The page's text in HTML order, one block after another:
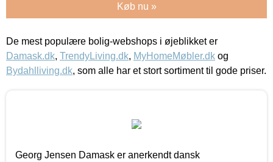
Køb nu »
De mest populære bolig-webshops i øjeblikket er
Damask.dk, TrendyLiving.dk, MyHomeMøbler.dk og
Bydahlliving.dk, som alle har et stort sortiment til gode priser.
Georg Jensen Damask er anerkendt dansk